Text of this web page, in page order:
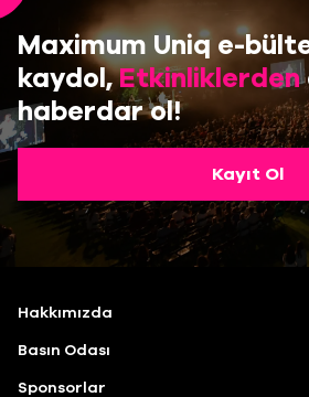
Maximum Uniq e-
kaydol,Etkinliklerden
haberdar ol!
Kayıt Ol
Hakkımızda
Basın Odası
Sponsorlar